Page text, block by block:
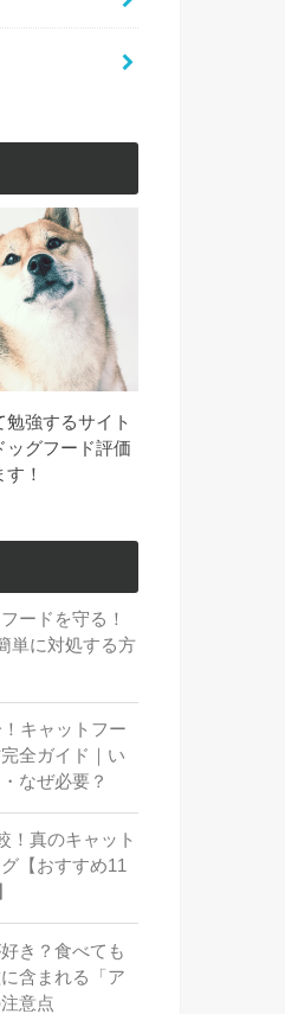
強するサイト
ッグフード評価
！
ードを守る！
単に対処する方
キャットフー
全ガイド｜い
なぜ必要？
！真のキャット
【おすすめ11
き？食べても
含まれる「ア
意点